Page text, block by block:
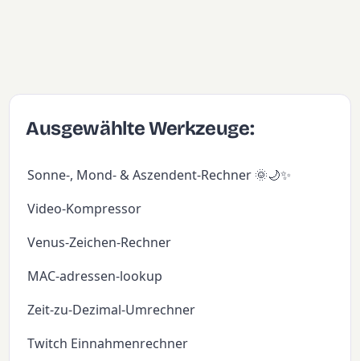
Ausgewählte Werkzeuge:
Sonne-, Mond- & Aszendent-Rechner 🌞🌙✨
Video-Kompressor
Venus-Zeichen-Rechner
MAC-adressen-lookup
Zeit-zu-Dezimal-Umrechner
Twitch Einnahmenrechner